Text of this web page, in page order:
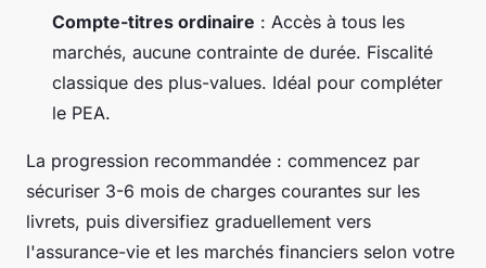
Compte-titres ordinaire : Accès à tous les
marchés, aucune contrainte de durée. Fiscalité
classique des plus-values. Idéal pour compléter
le PEA.
La progression recommandée : commencez par
sécuriser 3-6 mois de charges courantes sur les
livrets, puis diversifiez graduellement vers
l'assurance-vie et les marchés financiers selon votre